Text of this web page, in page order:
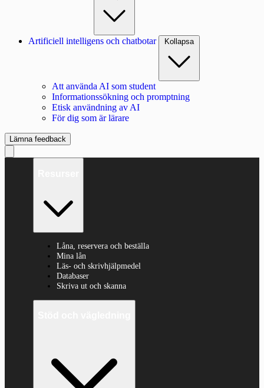
Artificiell intelligens och chatbotar Kollapsa
Att använda AI som student
Informationssökning och promptning
Etisk användning av AI
För dig som är lärare
Lämna feedback
Låna, reservera och beställa
Mina lån
Läs- och skrivhjälpmedel
Databaser
Skriva ut och skanna